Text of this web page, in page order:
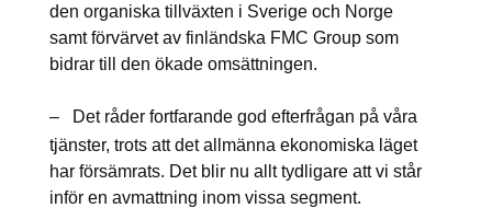
den organiska tillväxten i Sverige och Norge
samt förvärvet av finländska FMC Group som
bidrar till den ökade omsättningen.
–
Det råder fortfarande god efterfrågan på våra
tjänster, trots att det allmänna ekonomiska läget
har försämrats. Det blir nu allt tydligare att vi står
inför en avmattning inom vissa segment.